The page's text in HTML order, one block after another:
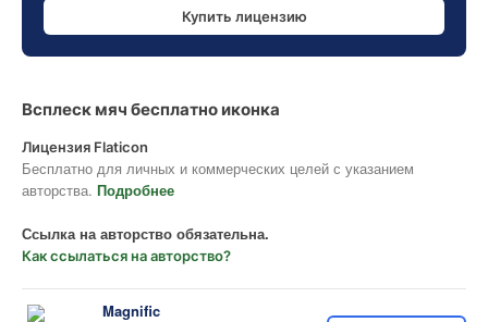
Купить лицензию
Всплеск мяч бесплатно иконка
Лицензия Flaticon
Бесплатно для личных и коммерческих целей с указанием
авторства. Подробнее
Ссылка на авторство обязательна.
Как ссылаться на авторство?
Magnific